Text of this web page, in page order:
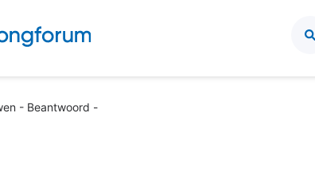
- Beantwoord -